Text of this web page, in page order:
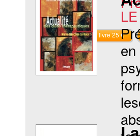
Commander le livre 25 €